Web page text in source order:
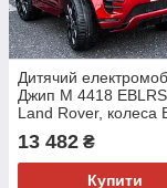
Дитячий
Джип M 4418
Land Rover, колеса
шкіряне сидіння,
лак
13 482 ₴
Купити